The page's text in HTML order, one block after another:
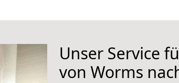
Unser Service
von Worms